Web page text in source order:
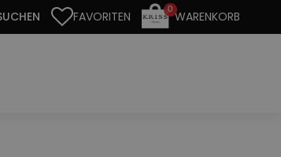
FAVORITEN 0 WARENKORB